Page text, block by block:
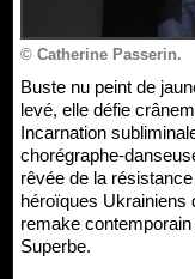
© Catherine Passerin.
Buste nu peint de jaune et de bleu, regard lumineux et fier, poing
levé, elle défie
Incarnation
chorégraphe-
rêvée de la
héroïques Ukrainiens
remake
Superbe.